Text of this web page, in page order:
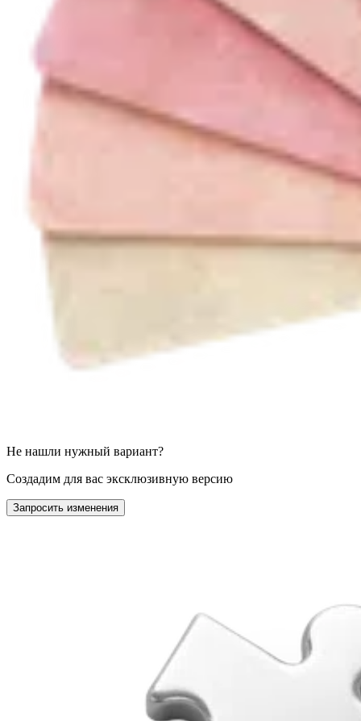
Не нашли нужный вариант?
Создадим для вас эксклюзивную версию
Запросить изменения